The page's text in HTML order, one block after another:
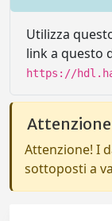
Utilizza
link a questo
https://
Attenzione
Attenzione! I
sottoposti a